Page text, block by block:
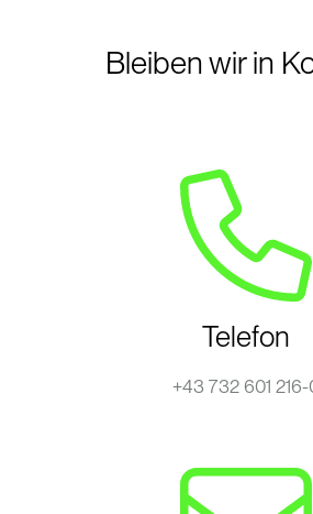
Bleiben wir in
Telefon
+43 732 601